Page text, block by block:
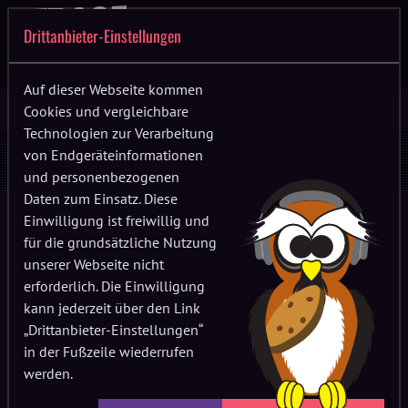
Festivalordnung & AGBs
1. Tickets und Vertragsbeziehungen
Die:der Ticketkäufer:in und der Stroga Festival e.V.,
nachfolgend Veranstalter genannt, werden mit Kauf eines
Tickets Vertragspartner:innen. Eintrittskarten für die
Veranstaltung sind über den Online-Shop
(https://www.stroga-festival.de) erhältlich. Die Regelungen
dieser AGB gelten auch für Besucher:innen des
Festivalgeländes, die ein Ticket über eine Verlosung erhalten
Drittanbieter-Einstellungen
Auf dieser Webseite kommen
Cookies und vergleichbare
Technologien zur Verarbeitung
von Endgeräteinformationen
und personenbezogenen
Daten zum Einsatz. Diese
Einwilligung ist freiwillig und
für die grundsätzliche Nutzung
unserer Webseite nicht
erforderlich. Die Einwilligung
kann jederzeit über den Link
„Drittanbieter-Einstellungen“
in der Fußzeile wiederrufen
werden.